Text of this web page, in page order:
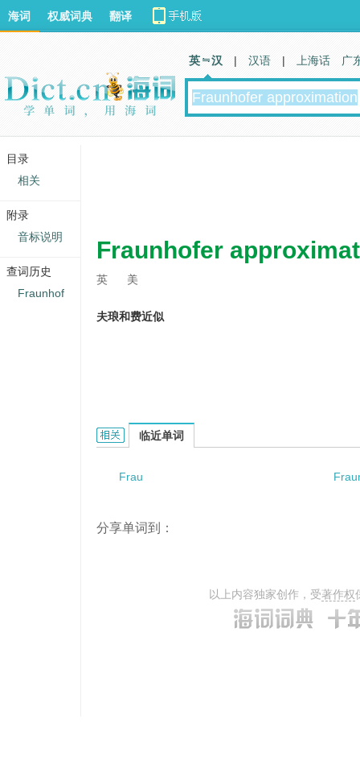
Fraunhofer
英 美
夫琅和费近似
Fraunhofer approximation的相关资料：
临近单词
Frau
分享单词到：
以上内容独家创作，受著作权
海词 权威词典 翻译
英 汉 | 汉语 | 上海话 广
目录
相关
附录
音标说明
查词历史
Fraunhof